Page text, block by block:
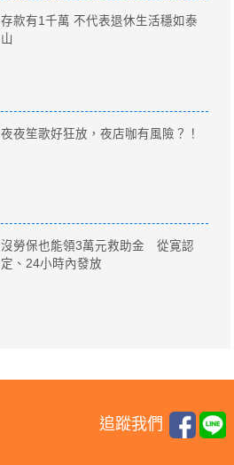
存款有1千萬 不代表退休生活穩如泰
山
夜夜笙歌好狂放，夜店咖有風險？！
沒勞保也能領3萬元救助金 從寛認
定、24小時內發放
追蹤我們